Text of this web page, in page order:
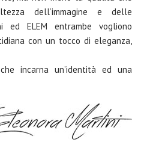
dell’immagine e delle
ed ELEM entrambe vogliono
con un tocco di eleganza,
incarna un’identità ed una